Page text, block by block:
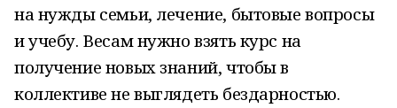
на нужды семьи, лечение, бытовые вопросы
и учебу. Весам нужно взять курс на
получение новых знаний, чтобы в
коллективе не выглядеть бездарностью.